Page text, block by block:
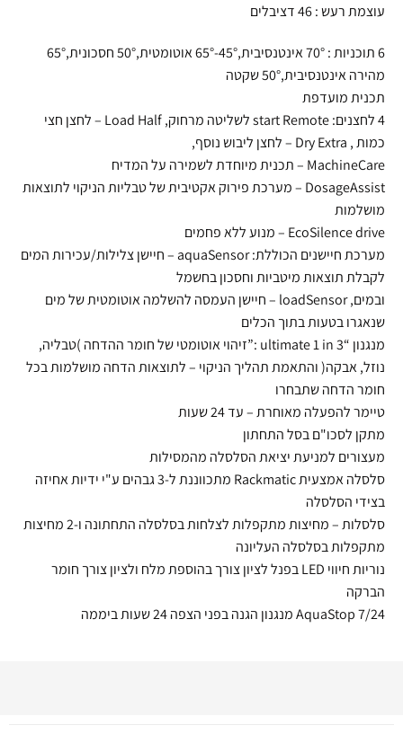
עוצמת רעש : 46 דציבלים
6 תוכניות : 70° אינטנסיבית,45°-65° אוטומטית,50° חסכונית,65°
מהירה אינטנסיבית,50° שקטה
תכנית מועדפת
4 לחצנים: start Remote לשליטה מרחוק, Load Half – לחצן חצי
כמות , Dry Extra – לחצן ליבוש נוסף,
MachineCare – תכנית מיוחדת לשמירה על המדיח
DosageAssist – מערכת פירוק אקטיבית של טבליות הניקוי לתוצאות
מושלמות
EcoSilence drive – מנוע ללא פחמים
מערכת חיישנים הכוללת: aquaSensor – חיישן צלילות/עכירות המים
לקבלת תוצאות מיטביות וחסכון בחשמל
ובמים, loadSensor – חיישן העמסה להשלמה אוטומטית של מים
שנאגרו בטעות בתוך הכלים
מנגנון “ultimate 1 in 3 :”זיהוי אוטומטי של חומר ההדחה )טבליה,
נוזל, אבקה( והתאמת תהליך הניקוי – לתוצאות הדחה מושלמות בכל
חומר הדחה שתבחרו
טיימר להפעלה מאוחרת – עד 24 שעות
מתקן לסכו"ם בסל התחתון
מעצורים למניעת יציאת הסלסלה מהמסילות
סלסלה אמצעית Rackmatic מתכווננת ל-3 גבהים ע"י ידיות אחיזה
בצידי הסלסלה
סלסלות – מחיצות מתקפלות לצלחות בסלסלה התחתונה ו-2 מחיצות
מתקפלות בסלסלה העליונה
נוריות חיווי LED בפנל לציון צורך בהוספת מלח ולציון צורך חומר
הברקה
7/24 AquaStop מנגנון הגנה בפני הצפה 24 שעות ביממה